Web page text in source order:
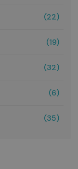
(22)
(19)
(32)
(6)
(35)